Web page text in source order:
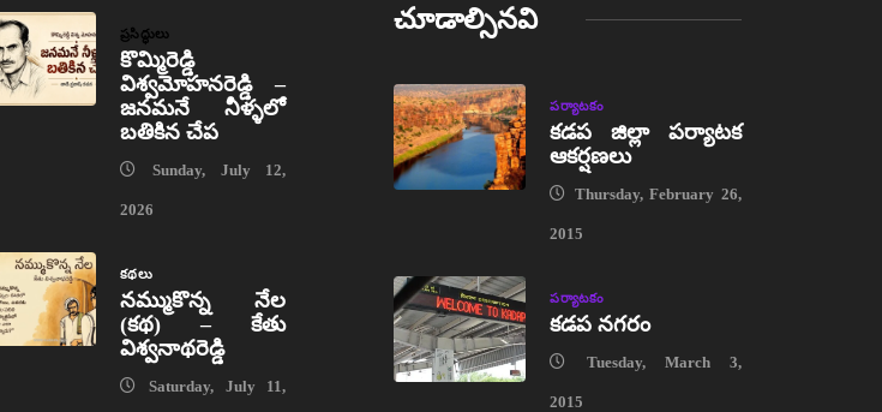
ప్రసిద్ధులు
కొమ్మిరెడ్డి
విశ్వమోహనరెడ్డి –
జనమనే నీళ్ళలో
బతికిన చేప
Sunday, July 12,
2026
కథలు
నమ్ముకొన్న నేల
(కథ) – కేతు
విశ్వనాథరెడ్డి
Saturday, July 11,
చూడాల్సినవి
పర్యాటకం
కడప జిల్లా పర్యాటక
ఆకర్షణలు
Thursday, February 26,
2015
పర్యాటకం
కడప నగరం
Tuesday, March 3,
2015